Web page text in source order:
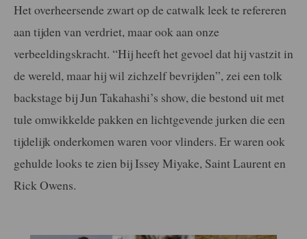
Het overheersende zwart op de catwalk leek te refereren
aan tijden van verdriet, maar ook aan onze
verbeeldingskracht. “Hij heeft het gevoel dat hij vastzit in
de wereld, maar hij wil zichzelf bevrijden”, zei een tolk
backstage bij Jun Takahashi’s show, die bestond uit met
tule omwikkelde pakken en lichtgevende jurken die een
tijdelijk onderkomen waren voor vlinders. Er waren ook
gehulde looks te zien bij Issey Miyake, Saint Laurent en
Rick Owens.